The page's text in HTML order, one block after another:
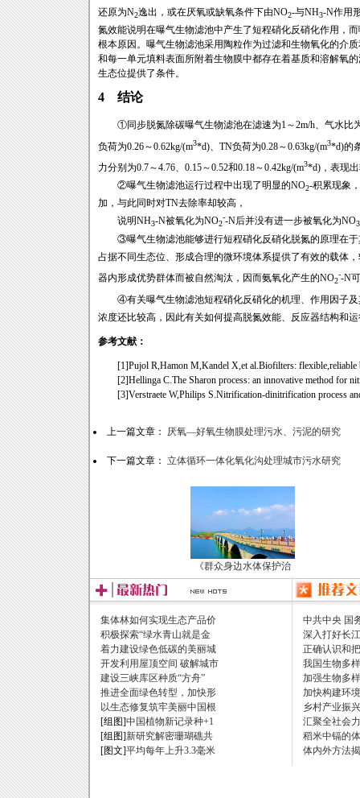
还原为N2逸出，或在厌氧或缺氧条件下由NO2-与NH3-N作用
氮效能说明在曝气生物滤池中产生了短程硝化反硝化作用，
根本原因。曝气生物滤池采用陶粒作为过滤和生物氧化的介
和每一单元填料表面所附着生物膜中都存在着基质和溶解氧
生态位提供了条件。
4 结论
①同步脱氮除碳曝气生物滤池在滤速为1～2m/h、气水比为
负荷为0.26～0.62kg/(m3*d)、TN负荷为0.28～0.63kg/(m3*d)的
力分别为0.7～4.76、0.15～0.52和0.18～0.42kg/(m3*d)，表现
②曝气生物滤池运行过程中出现了明显的NO2-积累现象
加，与此同时对TN去除率却较高，
说明NH3-N被氧化为NO2
--N后并没有进一步被氧化为NO3
③曝气生物滤池能够进行短程硝化反硝化脱氮的原理在于
占据不同生态位、形成合理的微环境体系提供了有效的载体
器内形成优势群体而被自然淘汰，因而氨氧化产生的NO2
--N
④有关曝气生物滤池短程硝化反硝化的机理、作用因子及
浓度还比较高，因此有关如何提高脱氮效能、反应器结构和
参考文献：
[1]Pujol R,Hamon M,Kandel X,et al.Biofilters: flexible,reliable
[2]Hellinga C.The Sharon process: an innovative method for
[3]Verstraete W,Philips S.Nitrification-dinitrification process
上一篇文章： 厌氧—好氧生物膜处理污水、污泥的研究
下一篇文章： 立体循环一体化氧化沟处理城市污水研究
《群众身边水体保护治
集体林如何实现生态产品价
积极探索“绿水青山就是金
着力建设绿色低碳的美丽城
开发利用屋顶空间 破解城市
建设三峡库区种质“方舟”
推进全面绿色转型，加快形
以生态修复筑牢美丽中国根
[组图]中国植物新记录种+1
[组图]新研究解密珊瑚礁共
[图文]平均每年上升3.3毫米
中共中央 国
深入打好长
正确认识和
我国生物多
加强生物多
加快构建环
乡村产业振
汇聚全社会
稻米中镉的
体内外方法